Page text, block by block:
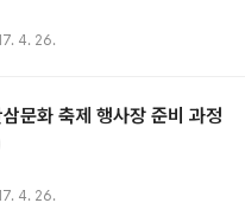
4. 26.
문화 축제 행사장 준비 과정
4. 26.